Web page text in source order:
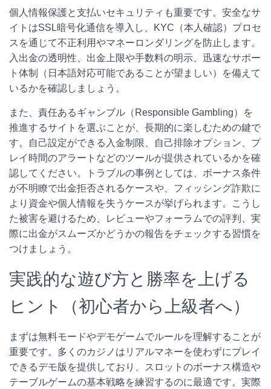
個人情報保護と支払いセキュリティも重要です。安全なサ
イトはSSL暗号化通信を導入し、KYC（本人確認）プロセ
スを通じて不正利用やマネーロンダリングを防止します。
入出金の透明性、出金上限や手数料の明示、迅速なサポー
ト体制（日本語対応可能であることが望ましい）を備えて
いるかを確認しましょう。
また、責任あるギャンブル（Responsible Gambling）を
推進するサイトを選ぶことが、長期的に楽しむための鍵で
す。自己設定ができる入金制限、自己排除オプション、プ
レイ時間のアラートなどのツールが提供されているかを確
認してください。トラブルの事例としては、ボーナス条件
が不明瞭で出金拒否されるケースや、フィッシング詐欺に
より資金や個人情報を失うケースが挙げられます。こうし
た被害を避けるため、レビューやフォーラムでの評判、実
際に出金がスムーズかどうかの報告をチェックする習慣を
つけましょう。
実践的な遊び方と勝率を上げる
ヒント（初心者から上級者へ）
まずは無料モードやデモゲームでルールを理解することが
重要です。多くのカジノはリアルマネーを使わずにプレイ
できるデモ版を提供しており、スロットのボーナス構造や
テーブルゲームの基本戦略を練習するのに最適です。実際